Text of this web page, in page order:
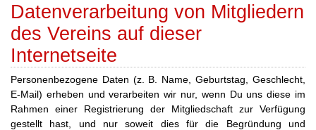
Datenverarbeitung von Mitgliedern
des Vereins auf dieser
Internetseite
Personenbezogene Daten (z. B. Name, Geburtstag, Geschlecht,
E-Mail) erheben und verarbeiten wir nur, wenn Du uns diese im
Rahmen einer Registrierung der Mitgliedschaft zur Verfügung
gestellt hast, und nur soweit dies für die Begründung und